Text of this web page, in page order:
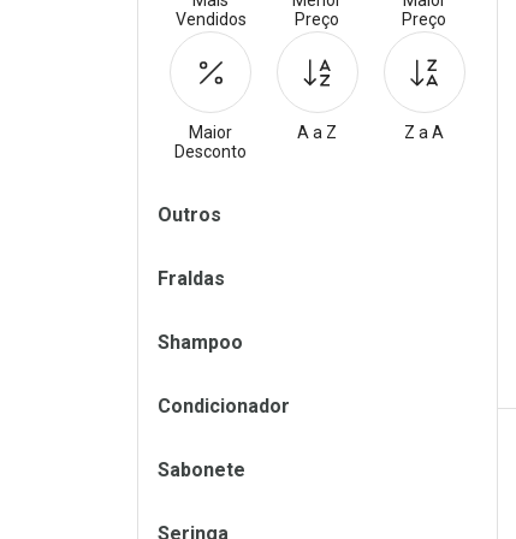
Vendidos
Preço
Preço
Maior
Desconto
A a Z Z a A
Filtros
Outros
Fraldas
Shampoo
Condicionador
Sabonete
Seringa